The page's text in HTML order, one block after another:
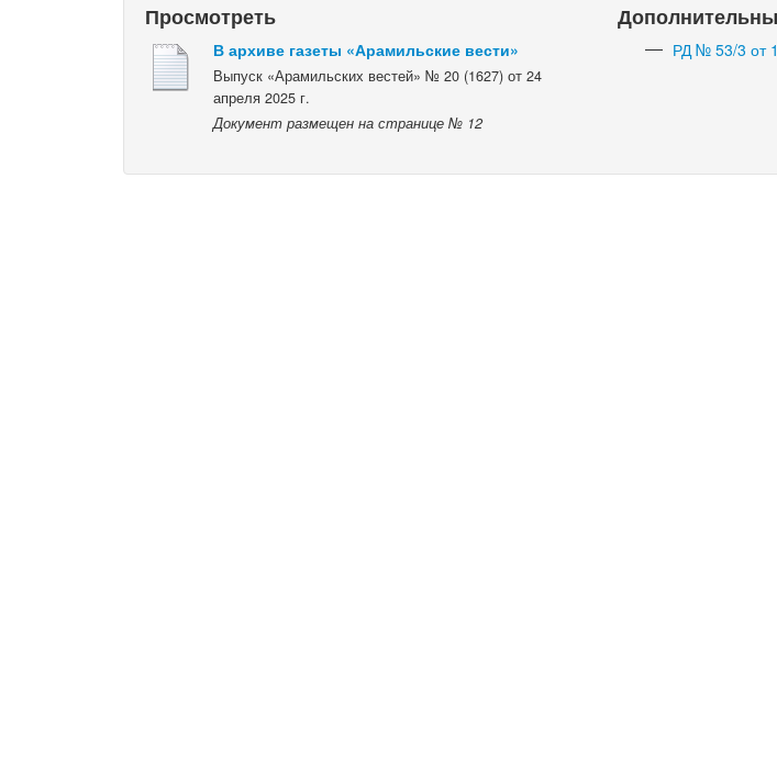
Просмотреть
В архиве газеты «Арамильские вести»
Выпуск «Арамильских вестей» № 20 (1627) от 24
апреля 2025 г.
Документ размещен на странице № 12
РД № 53/3 от